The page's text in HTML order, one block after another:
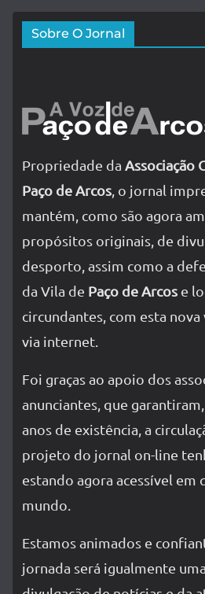
Sobre O Jornal
Propriedade da Associação
Paço de Arcos , o jornal
mantém, como são agora
propósitos originais, de
desporto, assim como a
da Vila de Paço de Arcos e
circundantes, com esta
via internet.
Foi graças ao apoio dos
anunciantes, que
anos de existência, a
projeto do jornal on-line
estando agora acessível em
mundo.
Estamos animados e
jornada será igualmente